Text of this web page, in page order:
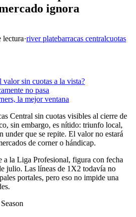
ignora
lectura·river platebarracas centralcuotas
valor sin cuotas a la vista?
no pasa
la mejor ventana
Central sin cuotas visibles al cierre de
sin embargo, es nítido: triunfo local,
under que se repite. El valor no estará
de corner o hándicap.
a la Liga Profesional, figura con fecha
julio. Las líneas de 1X2 todavía no
portales, pero eso no impide una